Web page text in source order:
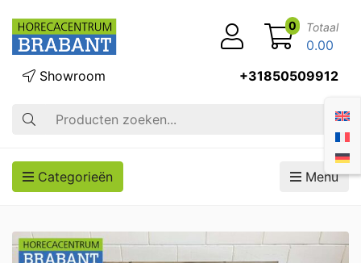
Zoek op
Showroom +31850509912
0 Totaal
0.00
Categorieën Menu